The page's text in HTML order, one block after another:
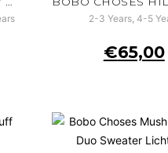
2-3 Years, 4-5
€65,00